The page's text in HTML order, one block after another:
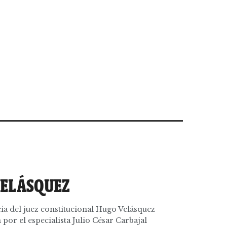
del juez constitucional Hugo Velásquez
el especialista Julio César Carbajal